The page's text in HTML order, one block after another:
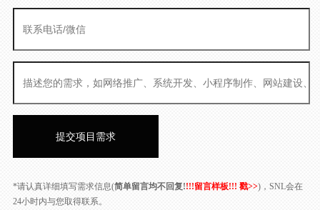
*请认真详细填写需求信息(简单留言均不回复!!!!留言样板!!! 戳>>)，SNL会在
24小时内与您取得联系。